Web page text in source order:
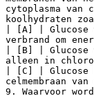
cytoplasma
koolhydraten
| [A] |
verbrand om
| [B] | Glucose
alleen in
| [C] |
celmembraan
9. Waarvoor